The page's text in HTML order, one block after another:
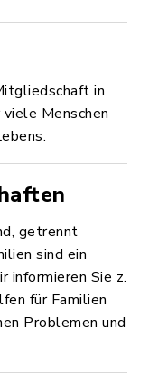
in
Menschen
getrennt
sind ein
informieren Sie z.
für Familien
Problemen und